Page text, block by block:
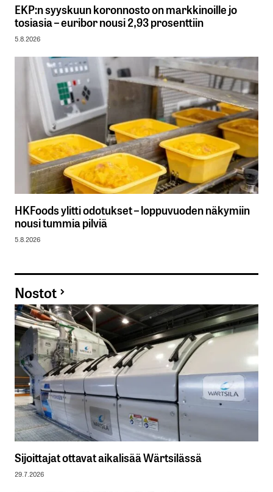
EKP:n syyskuun koronnosto on markkinoille jo
tosiasia – euribor nousi 2,93 prosenttiin
5.8.2026
HKFoods ylitti odotukset – loppuvuoden näkymiin
nousi tummia pilviä
5.8.2026
Nostot
Sijoittajat ottavat aikalisää Wärtsilässä
29.7.2026